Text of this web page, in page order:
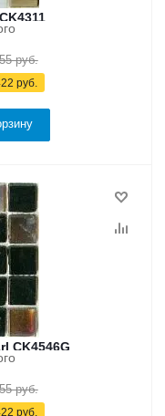
руб.
руб.
CK4546G
руб.
руб.